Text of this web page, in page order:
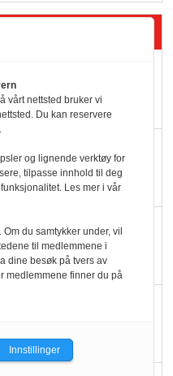
videre
men fulle
vårt nettsted bruker vi
Du kan reservere
og lignende verktøy for
tilpasse innhold til deg
Les mer i vår
du samtykker under, vil
til medlemmene i
dine besøk på tvers av
medlemmene finner du på
Innstillinger